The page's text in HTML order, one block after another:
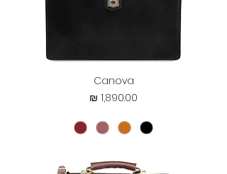
Canova
מחיר